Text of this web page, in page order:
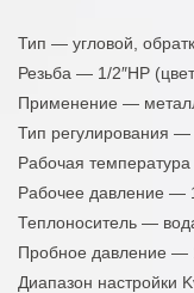
Тип — угловой,
Резьба — 1/2″НР
Применение —
Тип регулирования —
Рабочая
Рабочее давление —
Теплоноситель —
Пробное давление —
Диапазон настройки